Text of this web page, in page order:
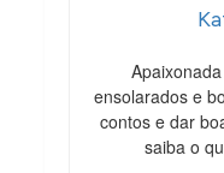
ensolarados e
contos e dar
saiba o